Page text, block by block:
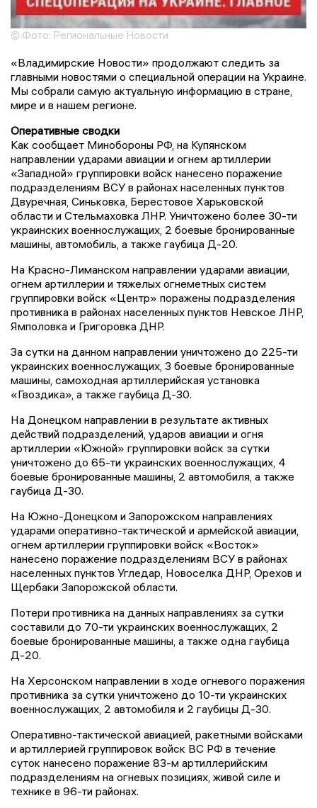
© Фото: Региональные Новости
«Владимирские Новости» продолжают следить за
главными новостями о специальной операции на Украине.
Мы собрали самую актуальную информацию в стране,
мире и в нашем регионе.
Оперативные сводки
Как сообщает Минобороны РФ, на Купянском
направлении ударами авиации и огнем артиллерии
«Западной» группировки войск нанесено поражение
подразделениям ВСУ в районах населенных пунктов
Двуречная, Синьковка, Берестовое Харьковской
области и Стельмаховка ЛНР. Уничтожено более 30-ти
украинских военнослужащих, 2 боевые бронированные
машины, автомобиль, а также гаубица Д-20.
На Красно-Лиманском направлении ударами авиации,
огнем артиллерии и тяжелых огнеметных систем
группировки войск «Центр» поражены подразделения
противника в районах населенных пунктов Невское ЛНР,
Ямполовка и Григоровка ДНР.
За сутки на данном направлении уничтожено до 225-ти
украинских военнослужащих, 3 боевые бронированные
машины, самоходная артиллерийская установка
«Гвоздика», а также гаубица Д-30.
На Донецком направлении в результате активных
действий подразделений, ударов авиации и огня
артиллерии «Южной» группировки войск за сутки
уничтожено до 65-ти украинских военнослужащих, 4
боевые бронированные машины, 2 автомобиля, а также
гаубица Д-30.
На Южно-Донецком и Запорожском направлениях
ударами оперативно-тактической и армейской авиации,
огнем артиллерии группировки войск «Восток»
нанесено поражение подразделениям ВСУ в районах
населенных пунктов Угледар, Новоселка ДНР, Орехов и
Щербаки Запорожской области.
Потери противника на данных направлениях за сутки
составили до 70-ти украинских военнослужащих, 2
боевые бронированные машины, а также одна гаубица
Д-20.
На Херсонском направлении в ходе огневого поражения
противника за сутки уничтожено до 10-ти украинских
военнослужащих, 2 автомобиля и 2 гаубицы Д-30.
Оперативно-тактической авиацией, ракетными войсками
и артиллерией группировок войск ВС РФ в течение
суток нанесено поражение 83-м артиллерийским
подразделениям на огневых позициях, живой силе и
технике в 96-ти районах.